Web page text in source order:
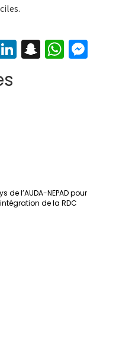
Li S W
l’AUDA-NEPAD pour
de la RDC